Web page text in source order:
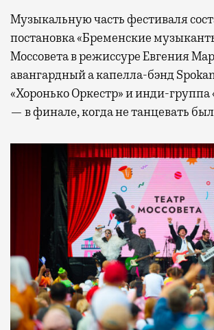
Музыкальную часть фестиваля
постановка «Бременские
Моссовета в режиссуре Евгения
авангардный а капелла-бэнд
«Хоронько Оркестр» и инди-группа
— в финале, когда не танцевать